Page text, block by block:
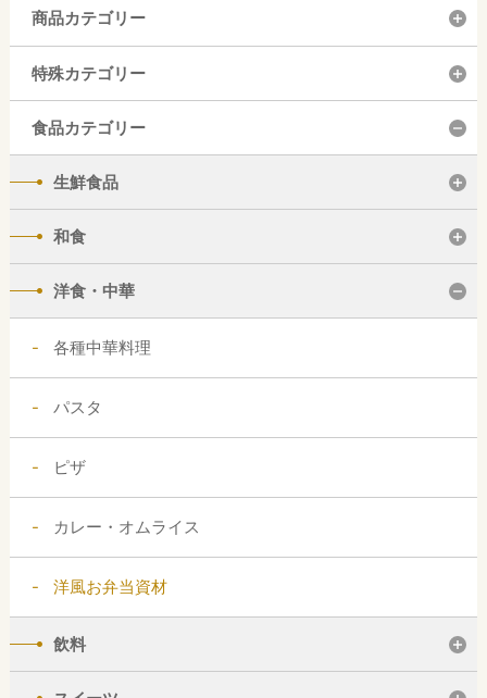
商品カテゴリー
特殊カテゴリー
食品カテゴリー
生鮮食品
和食
洋食・中華
各種中華料理
パスタ
ピザ
カレー・オムライス
洋風お弁当資材
飲料